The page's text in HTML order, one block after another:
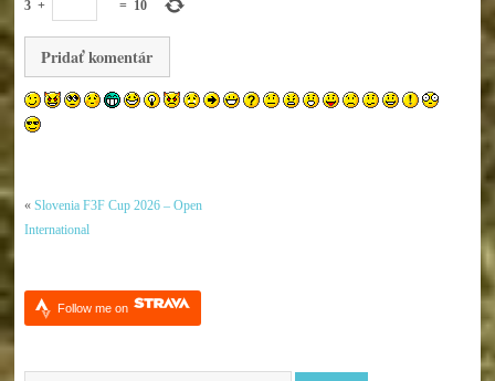
3 + = 10
« Slovenia F3F Cup 2026 – Open
International
Follow me on